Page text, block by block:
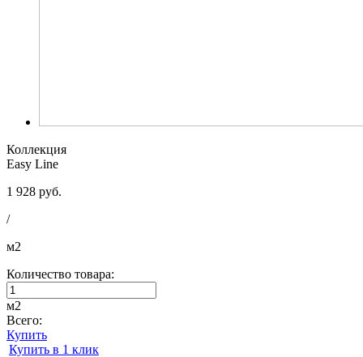
Коллекция
Easy Line
1 928 руб.
/
м2
Количество товара:
м2
Всего:
Купить
Купить в 1 клик